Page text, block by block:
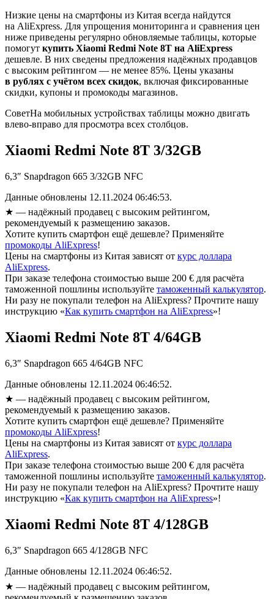
Низкие цены на смартфоны из Китая всегда найдутся
на AliExpress. Для упрощения мониторинга и сравнения цен
ниже приведены регулярно обновляемые таблицы, которые
помогут купить Xiaomi Redmi Note 8T на AliExpress
дешевле. В них сведены предложения надёжных продавцов
с высоким рейтингом — не менее 85%. Цены указаны
в рублях с учётом всех скидок, включая фиксированные
скидки, купоны и промокоды магазинов.
СоветНа мобильных устройствах таблицы можно двигать
влево-вправо для просмотра всех столбцов.
Xiaomi Redmi Note 8T 3/32GB
6,3″ Snapdragon 665 3/32GB NFC
Данные обновлены 12.11.2024 06:46:53.
★ — надёжный продавец с высоким рейтингом,
рекомендуемый к размещению заказов.
Хотите купить смартфон ещё дешевле? Применяйте
промокоды AliExpress!
Цены на смартфоны из Китая зависят от курс доллара
AliExpress.
При заказе телефона стоимостью выше 200 € для расчёта
таможенной пошлины используйте таможенный калькулятор.
Ни разу не покупали телефон на AliExpress? Прочтите нашу
инструкцию «Как купить смартфон на AliExpress»!
Xiaomi Redmi Note 8T 4/64GB
6,3″ Snapdragon 665 4/64GB NFC
Данные обновлены 12.11.2024 06:46:52.
★ — надёжный продавец с высоким рейтингом,
рекомендуемый к размещению заказов.
Хотите купить смартфон ещё дешевле? Применяйте
промокоды AliExpress!
Цены на смартфоны из Китая зависят от курс доллара
AliExpress.
При заказе телефона стоимостью выше 200 € для расчёта
таможенной пошлины используйте таможенный калькулятор.
Ни разу не покупали телефон на AliExpress? Прочтите нашу
инструкцию «Как купить смартфон на AliExpress»!
Xiaomi Redmi Note 8T 4/128GB
6,3″ Snapdragon 665 4/128GB NFC
Данные обновлены 12.11.2024 06:46:52.
★ — надёжный продавец с высоким рейтингом,